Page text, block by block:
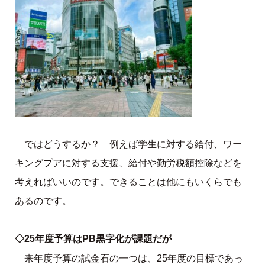
ではどうするか？ 例えば学生に対する給付、ワー
キングプアに対する支援、給付や勤労税額控除などを
考えればいいのです。できることは他にもいくらでも
あるのです。
◇25年度予算はPB黒字化が課題だが
来年度予算の試金石の一つは、25年度の目標であっ